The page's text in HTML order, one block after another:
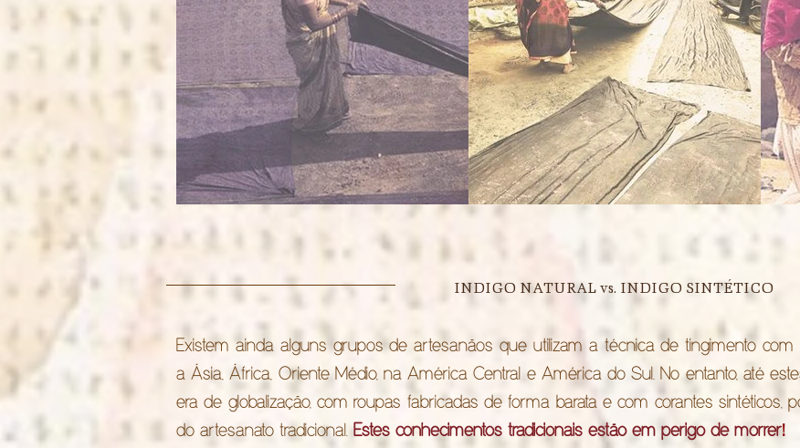
INDIGO NATURAL vs. INDIGO SINTÉTICO
Existem ainda alguns grupos de artesanãos que utilizam a técnica de tingimento
a Ásia, África, Oriente Médio, na América Central e América do Sul. No entanto, até
era de globalização, com roupas fabricadas de forma barata e com corantes sintéticos,
do artesanato tradicional. Estes conhecimentos tradicionais estão em perigo de morrer!